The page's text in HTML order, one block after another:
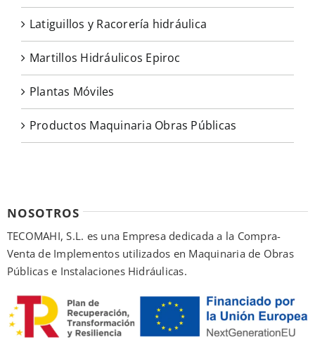
Latiguillos y Racorería hidráulica
Martillos Hidráulicos Epiroc
Plantas Móviles
Productos Maquinaria Obras Públicas
NOSOTROS
TECOMAHI, S.L. es una Empresa dedicada a la Compra-
Venta de Implementos utilizados en Maquinaria de Obras
Públicas e Instalaciones Hidráulicas.